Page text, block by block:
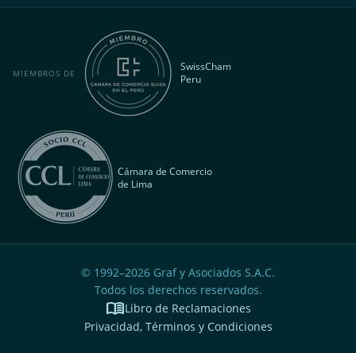
MIEMBROS DE
SwissCham
Peru
Cámara de Comercio
de Lima
© 1992–2026 Graf y Asociados S.A.C.
Todos los derechos reservados.
menu_bookLibro de Reclamaciones
Privacidad, Términos y Condiciones